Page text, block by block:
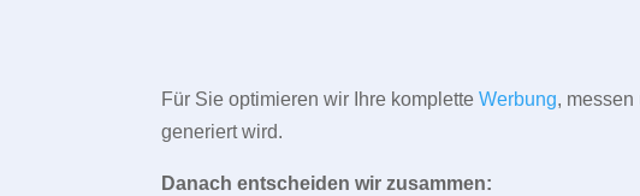
Für Sie optimieren wir Ihre kompletteWerbung,
generiert wird.
Danach entscheiden wir zusammen: